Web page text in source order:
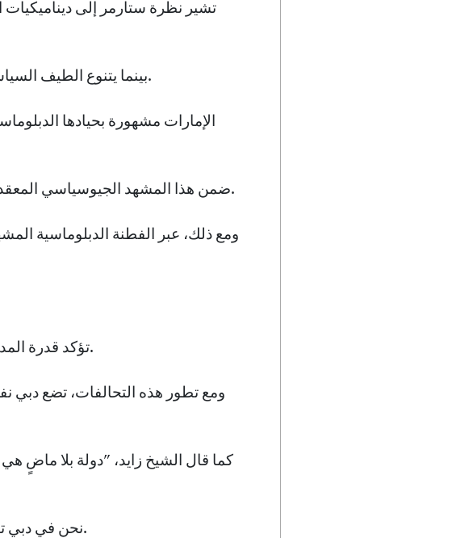
تشير نظرة ستارمر إلى
بينما يتنوع الطيف السياسي، يبقى التركيز المشترك ثابتًا على تعزيز الاستقرار والازدهار الإقليمي.
الإمارات مشهورة بحيادها
ضمن هذا المشهد الجيوسياسي المعقد، يُعتبر الالتزام بالتحالفات التقليدية مع ريادة علاقات جديدة أمرًا ضروريًا.
ومع ذلك، عبر الفطنة الدبلوماسية
تؤكد قدرة المدينة على التنقل في المناظر المعقدة التزامها بالانسجام والتقدم العالمي.
ومع تطور هذه التحالفات، تضع دبي
كما قال الشيخ زايد، "دولة بلا ماضٍ هي
نحن في دبي تايمز، نظل ملتزمين باستكشاف تداخلات الدبلوماسية والثقافة والاقتصاد.